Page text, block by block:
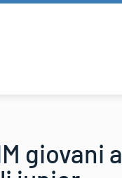
giovani a